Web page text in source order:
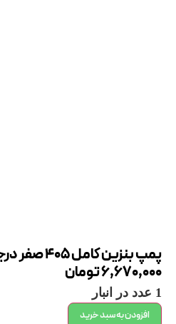
پمپ بنزین کامل 405 صفر درجه ایساکو
6,670,000تومان
1 عدد در انبار
افزودن به سبد خرید